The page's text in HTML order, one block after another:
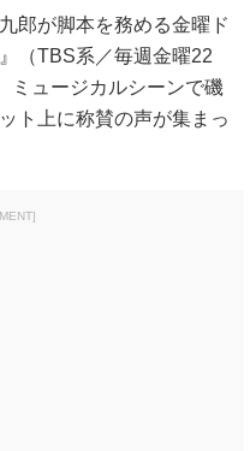
郎が脚本を務める金曜ド
（TBS系／毎週金曜22
ミュージカルシーンで磯
ト上に称賛の声が集まっ